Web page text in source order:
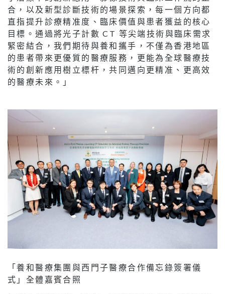
合，以及新型診斷技術的場景探索，每一個方向都
直指提升診療精准度、臨床價值與患者獲益的核心
目標。通過將光子計數 CT 等尖端技術與臨床需求
緊密結合，我們期待與養和攜手，不僅為香港地區
的患者帶來更優質的醫療服務，更能為全球醫療技
術的創新應用樹立標杆，共同邁向更精准、更高效
的醫療未來。」
「養和醫療集團與西門子醫療合作備忘錄簽署儀
式」全體嘉賓合照